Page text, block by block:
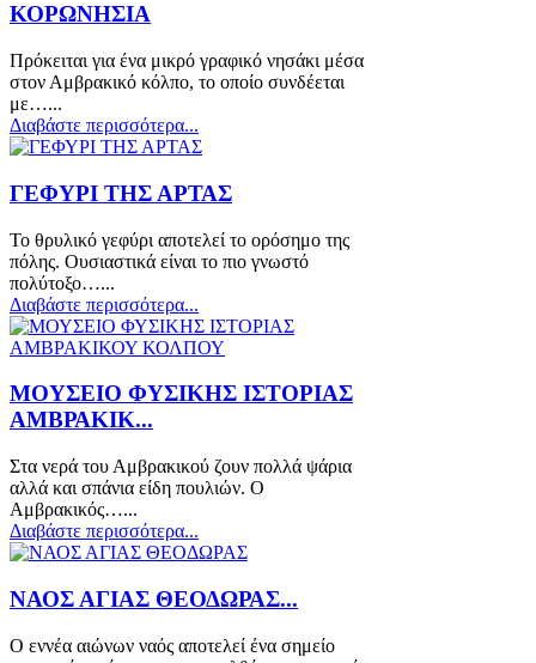
ΚΟΡΩΝΗΣΙΑ
Πρόκειται για ένα μικρό γραφικό νησάκι μέσα
στον Αμβρακικό κόλπο, το οποίο συνδέεται
με…...
Διαβάστε περισσότερα...
ΓΕΦΥΡΙ ΤΗΣ ΑΡΤΑΣ
Το θρυλικό γεφύρι αποτελεί το ορόσημο της
πόλης. Ουσιαστικά είναι το πιο γνωστό
πολύτοξο…...
Διαβάστε περισσότερα...
ΜΟΥΣΕΙΟ ΦΥΣΙΚΗΣ ΙΣΤΟΡΙΑΣ
ΑΜΒΡΑΚΙΚ...
Στα νερά του Αμβρακικού ζουν πολλά ψάρια
αλλά και σπάνια είδη πουλιών. Ο
Αμβρακικός…...
Διαβάστε περισσότερα...
ΝΑΟΣ ΑΓΙΑΣ ΘΕΟΔΩΡΑΣ...
Ο εννέα αιώνων ναός αποτελεί ένα σημείο